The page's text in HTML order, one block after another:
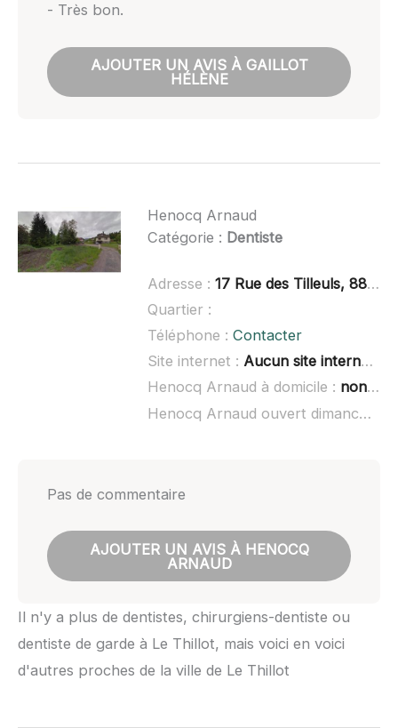
- Très bon.
AJOUTER UN AVIS À GAILLOT
HÉLÈNE
Henocq Arnaud
Catégorie : Dentiste
Adresse : 17 Rue des Tilleuls, 88160 Le Thillot
Quartier :
Téléphone : Contacter
Site internet : Aucun site internet connu
Henocq Arnaud à domicile : non renseigné
Henocq Arnaud ouvert dimanche :
Pas de commentaire
AJOUTER UN AVIS À HENOCQ
ARNAUD
Il n'y a plus de dentistes, chirurgiens-dentiste ou
dentiste de garde à Le Thillot, mais voici en voici
d'autres proches de la ville de Le Thillot